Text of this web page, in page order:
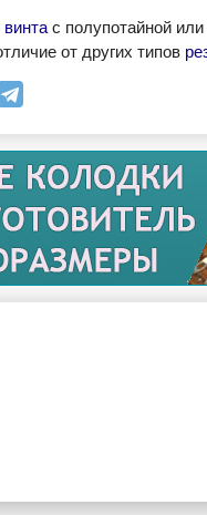
винта с полупотайной или
от других типов